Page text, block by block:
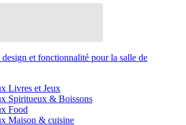
design et fonctionnalité pour la salle de
Livres et Jeux
Spiritueux & Boissons
Food
Maison & cuisine